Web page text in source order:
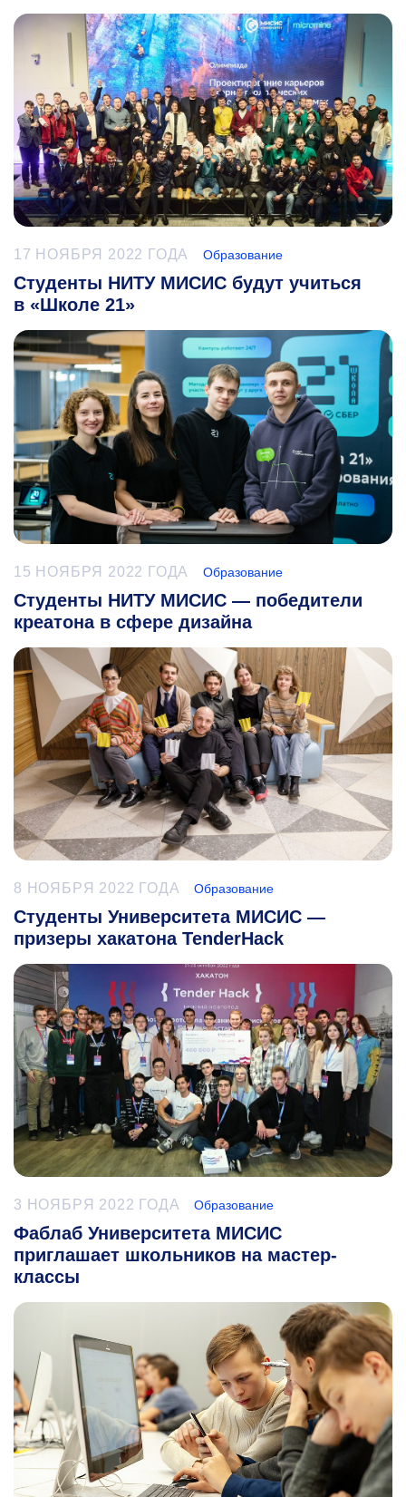
17 НОЯБРЯ 2022 ГОДА Образование
Студенты НИТУ МИСИС будут учиться
в «Школе 21»
15 НОЯБРЯ 2022 ГОДА Образование
Студенты НИТУ МИСИС — победители
креатона в сфере дизайна
8 НОЯБРЯ 2022 ГОДА Образование
Студенты Университета МИСИС —
призеры хакатона TenderHack
3 НОЯБРЯ 2022 ГОДА Образование
Фаблаб Университета МИСИС
приглашает школьников на мастер-
классы